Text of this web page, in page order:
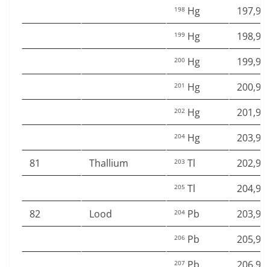
198 Hg
199 Hg
200 Hg
201 Hg
202 Hg
204 Hg
81
Thallium 203 Tl
205 Tl
82
Lood 204 Pb
206 Pb
207